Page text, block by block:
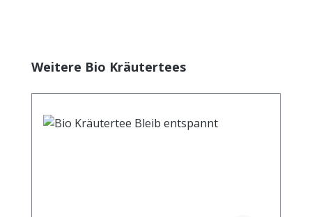
Produktgalerie überspringen
Weitere Bio Kräutertees